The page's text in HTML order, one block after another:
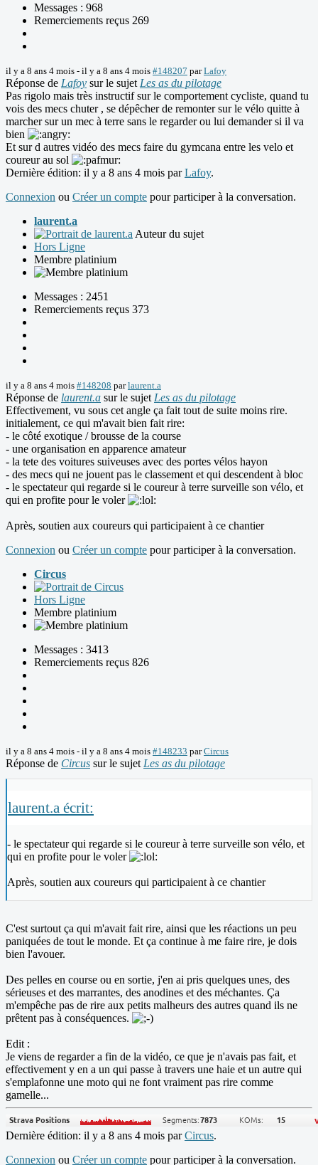
Messages : 968
Remerciements reçus 269
il y a 8 ans 4 mois - il y a 8 ans 4 mois #148207 parLafoy
Réponse de Lafoy sur le sujet Les as du pilotage
Pas rigolo mais très instructif sur le comportement cycliste, quand tu
vois des mecs chuter , se dépêcher de remonter sur le vélo quitte à
marcher sur un mec à terre sans le regarder ou lui demander si il va
bien
Et sur d autres vidéo des mecs faire du gymcana entre les velo et
coureur au sol
Dernière édition: il y a 8 ans 4 mois parLafoy.
Connexion ou Créer un compte pour participer à la conversation.
laurent.a
Auteur du sujet
Hors Ligne
Membre platinium
Messages : 2451
Remerciements reçus 373
il y a 8 ans 4 mois #148208 parlaurent.a
Réponse de laurent.a sur le sujet Les as du pilotage
Effectivement, vu sous cet angle ça fait tout de suite moins rire.
initialement, ce qui m'avait bien fait rire:
- le côté exotique / brousse de la course
- une organisation en apparence amateur
- la tete des voitures suiveuses avec des portes vélos hayon
- des mecs qui ne jouent pas le classement et qui descendent à bloc
- le spectateur qui regarde si le coureur à terre surveille son vélo, et
qui en profite pour le voler
Après, soutien aux coureurs qui participaient à ce chantier
Connexion ou Créer un compte pour participer à la conversation.
Circus
Hors Ligne
Membre platinium
Messages : 3413
Remerciements reçus 826
il y a 8 ans 4 mois - il y a 8 ans 4 mois #148233 parCircus
Réponse de Circus sur le sujet Les as du pilotage
laurent.a écrit:
- le spectateur qui regarde si le coureur à terre surveille son vélo, et
qui en profite pour le voler
Après, soutien aux coureurs qui participaient à ce chantier
C'est surtout ça qui m'avait fait rire, ainsi que les réactions un peu
paniquées de tout le monde. Et ça continue à me faire rire, je dois
bien l'avouer.
Des pelles en course ou en sortie, j'en ai pris quelques unes, des
sérieuses et des marrantes, des anodines et des méchantes. Ça
m'empêche pas de rire aux petits malheurs des autres quand ils ne
prêtent pas à conséquences.
Edit :
Je viens de regarder a fin de la vidéo, ce que je n'avais pas fait, et
effectivement y en a un qui passe à travers une haie et un autre qui
s'emplafonne une moto qui ne font vraiment pas rire comme
gamelle...
Dernière édition: il y a 8 ans 4 mois parCircus.
Connexion ou Créer un compte pour participer à la conversation.